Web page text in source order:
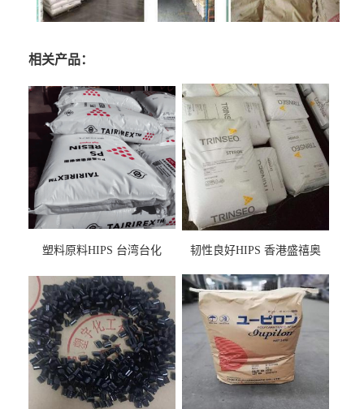
相关产品：
塑料原料HIPS 台湾台化
用料
韧性良好HIPS 香港盛禧奥